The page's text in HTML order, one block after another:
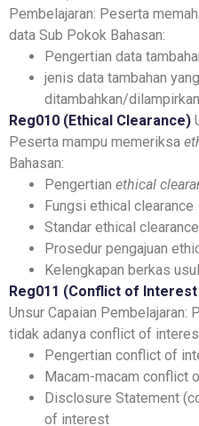
Pembelajaran: Peserta
data Sub Pokok Bahasan:
Pengertian data
jenis data tambahan
ditambahkan/dilampirkan
Reg010 (Ethical Clearance)
Peserta mampu memeriksa
Bahasan:
Pengertian ethical
Fungsi ethical clearance
Standar ethical clearance
Prosedur pengajuan
Kelengkapan berkas
Reg011 (Conflict of
Unsur Capaian Pembelajaran:
tidak adanya conflict of
Pengertian conflict of
Macam-macam conflict
Disclosure Statement
of interest